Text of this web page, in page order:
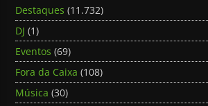
Destaques (11.732)
DJ (1)
Eventos (69)
Fora da Caixa (108)
Música (30)